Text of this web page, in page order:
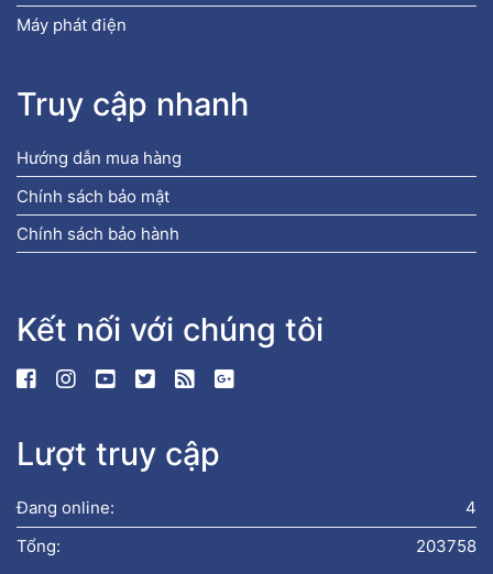
Máy phát điện
Truy cập nhanh
Hướng dẫn mua hàng
Chính sách bảo mật
Chính sách bảo hành
Kết nối với chúng tôi
Lượt truy cập
4
Đang online:
203758
Tổng: